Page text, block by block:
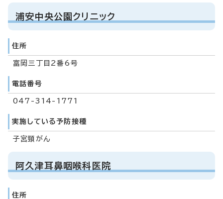
浦安中央公園クリニック
住所
富岡三丁目2番6号
電話番号
047-314-1771
実施している予防接種
子宮頸がん
阿久津耳鼻咽喉科医院
住所